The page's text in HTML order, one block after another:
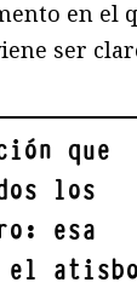
en el
ser
que
los
esa
atisbo